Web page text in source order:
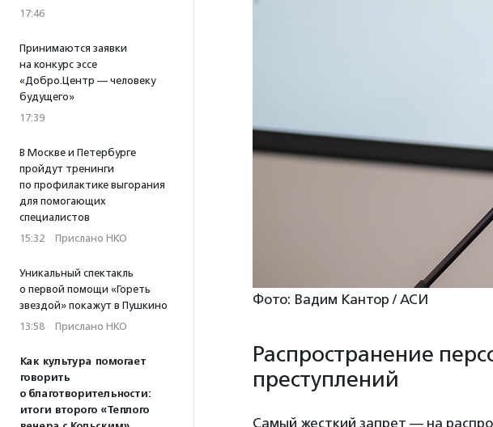
17:46
Принимаются заявки
на конкурс эссе
«Добро.Центр — человеку
будущего»
17:39
В Москве и Петербурге
пройдут тренинги
по профилактике выгорания
для помогающих
специалистов
15:32 · Прислано НКО
Уникальный спектакль
о первой помощи «Гореть
звездой» покажут в Пушкино
13:58 · Прислано НКО
Как культура помогает
говорить
о благотворительности:
итоги второго «Теплого
Фото: Вадим Кантор / АСИ
Распространение
преступлений
Самый жесткий запрет — на